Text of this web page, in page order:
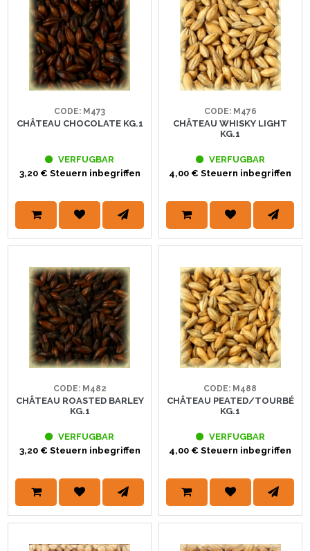
CODE: M473
CHÂTEAU CHOCOLATE KG.1
VERFUGBAR
3,20 € Steuern inbegriffen
CODE: M476
CHÂTEAU WHISKY LIGHT
KG.1
VERFUGBAR
4,00 € Steuern inbegriffen
CODE: M482
CHÂTEAU ROASTED BARLEY
KG.1
VERFUGBAR
3,20 € Steuern inbegriffen
CODE: M488
CHÂTEAU PEATED/TOURBÉ
KG.1
VERFUGBAR
4,00 € Steuern inbegriffen